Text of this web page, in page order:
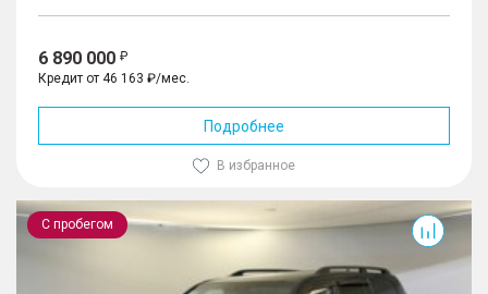
6 890 000
Кредит от 46 163 ₽/мес.
Подробнее
В избранное
С пробегом
Land Cruiser